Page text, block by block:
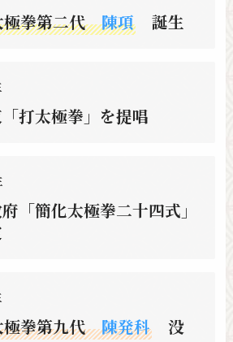
拳第二代 陳項 誕生
打太極拳」を提唱
「簡化太極拳二十四式」
極拳第九代陳発科 没